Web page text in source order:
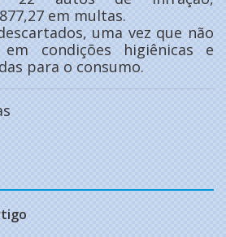
em multas.
uma vez que não
condições higiênicas e
para o consumo.